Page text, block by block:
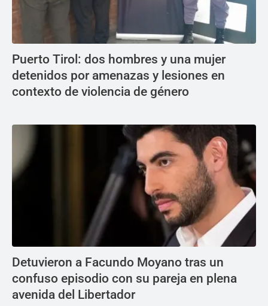
Puerto Tirol: dos hombres y una mujer
detenidos por amenazas y lesiones en
contexto de violencia de género
Detuvieron a Facundo Moyano tras un
confuso episodio con su pareja en plena
avenida del Libertador